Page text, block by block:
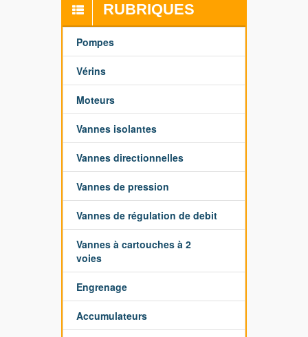
RUBRIQUES
Pompes
Vérins
Moteurs
Vannes isolantes
Vannes directionnelles
Vannes de pression
Vannes de régulation de debit
Vannes à cartouches à 2
voies
Engrenage
Accumulateurs